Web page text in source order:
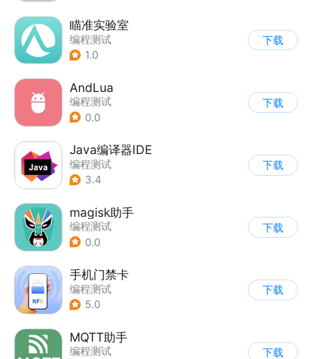
瞄准实验室
编程测试
1.0
下载
AndLua
编程测试
0.0
下载
Java编译器IDE
编程测试
3.4
下载
magisk助手
编程测试
0.0
下载
手机门禁卡
编程测试
5.0
下载
MQTT助手
编程测试
下载